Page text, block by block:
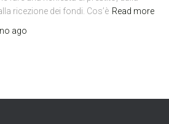
ricezione dei fondi. Cos’è Read more
ago